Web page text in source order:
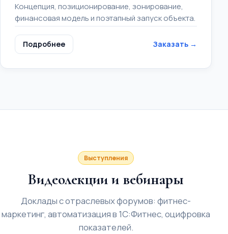
Концепция, позиционирование, зонирование,
финансовая модель и поэтапный запуск объекта.
Подробнее Заказать →
Выступления
Видеолекции и вебинары
Доклады с отраслевых форумов: фитнес-
маркетинг, автоматизация в 1С:Фитнес, оцифровка
показателей.